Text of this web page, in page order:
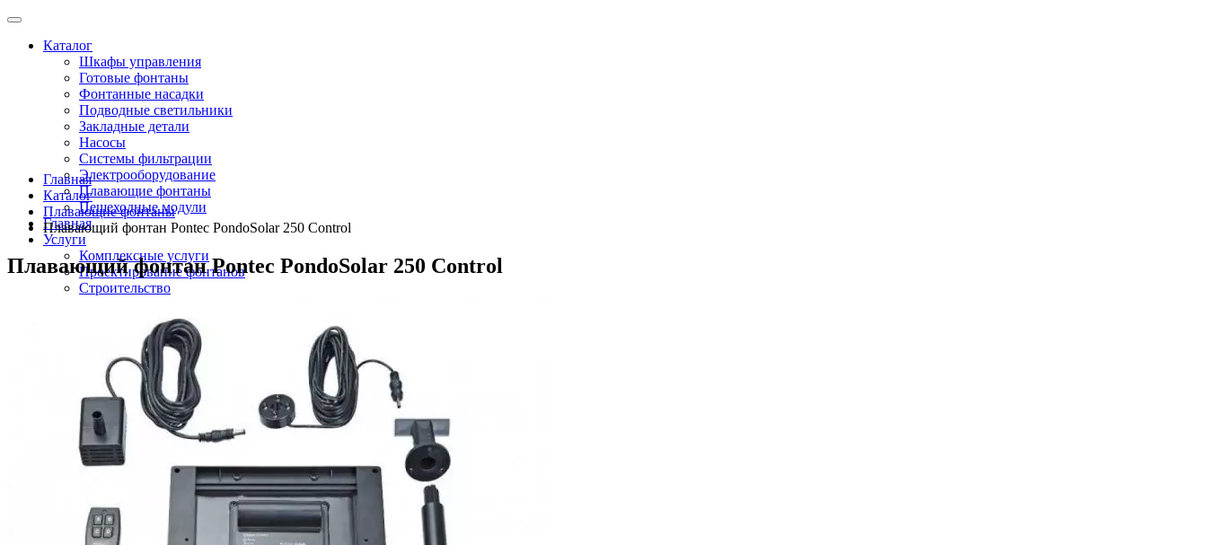
Каталог
Шкафы управления
Готовые фонтаны
Фонтанные насадки
Подводные светильники
Закладные детали
Насосы
Системы фильтрации
Электрооборудование
Плавающие фонтаны
Пешеходные модули
Главная
Услуги
Комплексные услуги
Проектирование фонтанов
Строительство
Разработка и сборка шкафов управления фонтанами
Доставка \ Оплата
info@inoprom.ru
+7 (495) 374-90-93
Главная
Каталог
Плавающие фонтаны
Плавающий фонтан Pontec PondoSolar 250 Control
Плавающий фонтан Pontec PondoSolar 250 Control